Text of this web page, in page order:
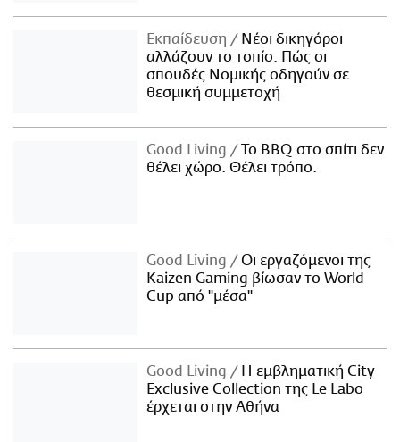
Εκπαίδευση
Νέοι δικηγόροι
αλλάζουν το τοπίο: Πώς οι
σπουδές Νομικής οδηγούν σε
θεσμική συμμετοχή
Good Living
Το BBQ στο σπίτι δεν
θέλει χώρο. Θέλει τρόπο.
Good Living
Οι εργαζόμενοι της
Kaizen Gaming βίωσαν το World
Cup από "μέσα"
Good Living
Η εμβληματική City
Exclusive Collection της Le Labo
έρχεται στην Αθήνα